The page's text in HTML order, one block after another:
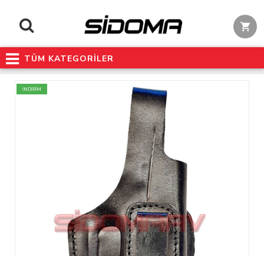
TÜM KATEGORİLER
İNDİRİM